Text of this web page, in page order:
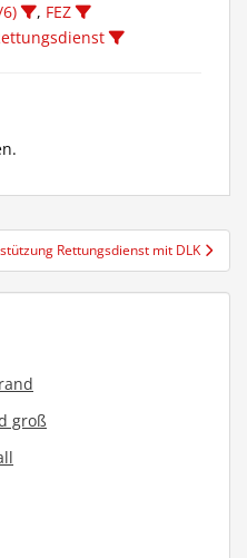
, FEZ
Rettungsdienst mit DLK
groß